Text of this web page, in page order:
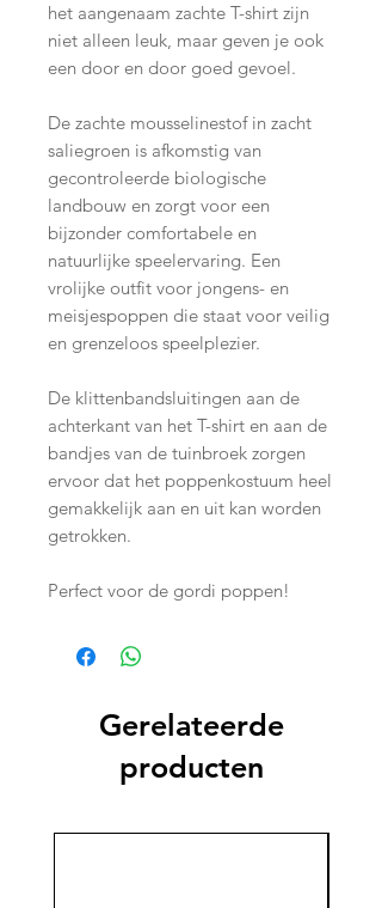
het aangenaam zachte T-shirt zijn
niet alleen leuk, maar geven je ook
een door en door goed gevoel.
De zachte mousselinestof in zacht
saliegroen is afkomstig van
gecontroleerde biologische
landbouw en zorgt voor een
bijzonder comfortabele en
natuurlijke speelervaring. Een
vrolijke outfit voor jongens- en
meisjespoppen die staat voor veilig
en grenzeloos speelplezier.
De klittenbandsluitingen aan de
achterkant van het T-shirt en aan de
bandjes van de tuinbroek zorgen
ervoor dat het poppenkostuum heel
gemakkelijk aan en uit kan worden
getrokken.
Perfect voor de gordi poppen!
Gerelateerde
producten